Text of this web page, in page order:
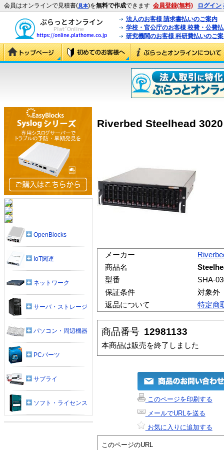
会員はオンラインで見積書(見本)を無料で作成できます 会員登録(無料) ログイン
法人のお客様 請求書払いのご案内
学校・官公庁のお客様 校費・公費
研究機関のお客様 科研費払いのご
Riverbed Steelhead
メーカー
商品名
型番
SHA-
保証条件
対象外
返品について
特定商
商品番号 12981133
本商品は販売を終了しました
このページを印刷する
メールでURLを送る
お気に入りに追加する
このページのURL
OpenBlocks
IoT関連
ネットワーク
サーバ・ストレージ
パソコン・周辺機器
PCパーツ
サプライ
ソフト・ライセンス